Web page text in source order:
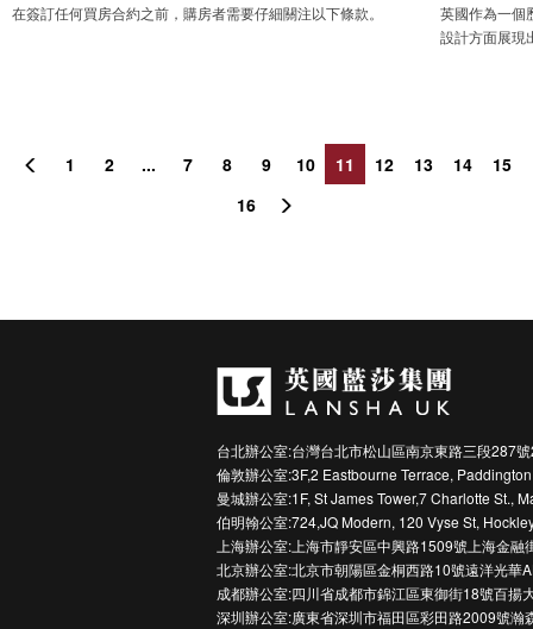
在簽訂任何買房合約之前，購房者需要仔細關注以下條款。
英國作為一個
設計方面展現
1 2 ... 7 8 9 10 11 12 13 14
15
16
台北辦公室:台灣台北市松山區南京東路三段287
倫敦辦公室:3F,2 Eastbourne Terrace,
曼城辦公室:1F, St James Tower,7 Charlotte St.,
伯明翰公室:724,JQ Modern, 120 Vyse St,
上海辦公室:上海市靜安區中興路1509號上海金融
北京辦公室:北京市朝陽區金桐西路10號遠洋光華
成都辦公室:四川省成都市錦江區東御街18號百揚
深圳辦公室:廣東省深圳市福田區彩田路2009號瀚